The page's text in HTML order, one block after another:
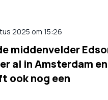
2025 om 15:26
middenvelder
al in Amsterdam en
ook nog een